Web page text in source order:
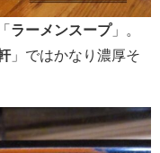
ラーメンスープ」。
」ではかなり濃厚そ